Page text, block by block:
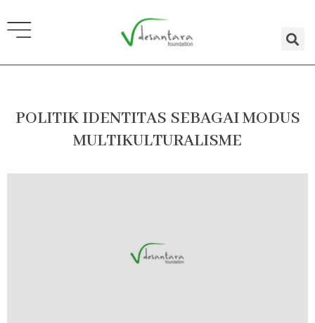
ke
konten
POLITIK IDENTITAS SEBAGAI MODUS
MULTIKULTURALISME